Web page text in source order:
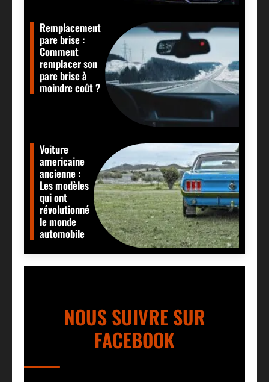
Remplacement
pare brise :
Comment
remplacer son
pare brise à
moindre coût ?
Voiture
americaine
ancienne :
Les modèles
qui ont
révolutionné
le monde
automobile
NOUS SUIVRE SUR
FACEBOOK